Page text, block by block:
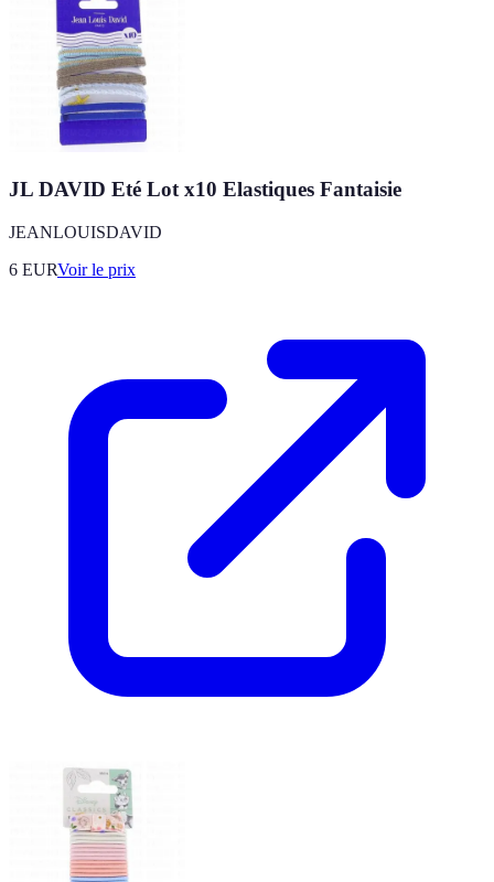
JL DAVID Eté Lot x10 Elastiques Fantaisie
JEANLOUISDAVID
6 EURVoir le prix